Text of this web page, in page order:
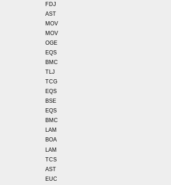
FDJ
AST
MOV
MOV
OGE
EQS
BMC
TLJ
TCG
EQS
BSE
EQS
BMC
LAM
BOA
LAM
TCS
AST
EUC